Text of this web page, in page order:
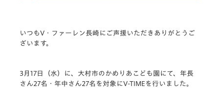
いつもV・ファーレン長崎にご声援いただきありがとうご
ざいます。
3月17日（水）に、大村市のかめりあこども園にて、年長
さん27名・年中さん27名を対象にV-TIME を行いました。